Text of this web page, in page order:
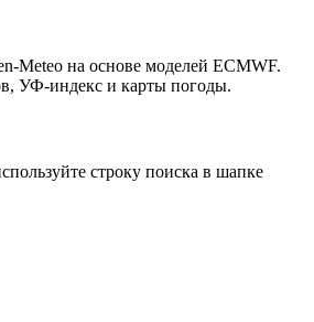
Meteo на основе моделей ECMWF.
УФ-индекс и карты погоды.
строку поиска в шапке